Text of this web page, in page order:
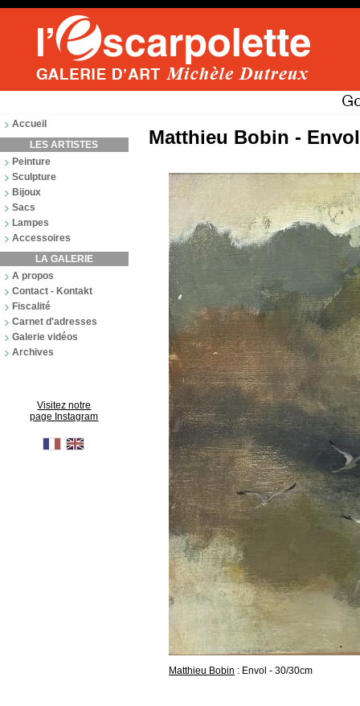
Accueil
LES ARTISTES
Peinture
Sculpture
Bijoux
Sacs
Lampes
Accessoires
LA GALERIE
A propos
Contact - Kontakt
Fiscalité
Carnet d'adresses
Galerie vidéos
Archives
Visitez notre
page Instagram
Matthieu Bobin -
Matthieu Bobin : Envol - 30/30cm